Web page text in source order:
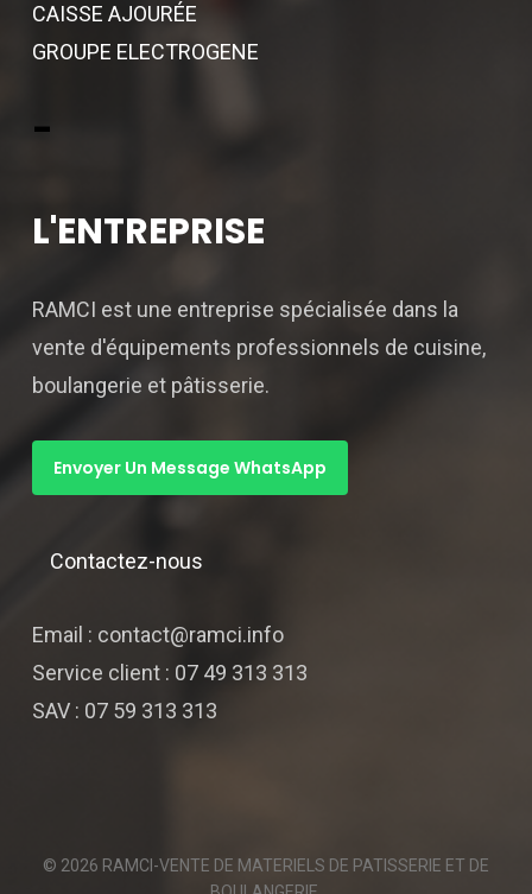
CAISSE AJOURÉE
GROUPE ELECTROGENE
-
L'ENTREPRISE
RAMCI est une entreprise spécialisée dans la
vente d'équipements professionnels de cuisine,
boulangerie et pâtisserie.
Envoyer Un Message WhatsApp
Contactez-nous
Email : contact@ramci.info
Service client : 07 49 313 313
SAV : 07 59 313 313
© 2026 RAMCI-VENTE DE MATERIELS DE PATISSERIE ET DE